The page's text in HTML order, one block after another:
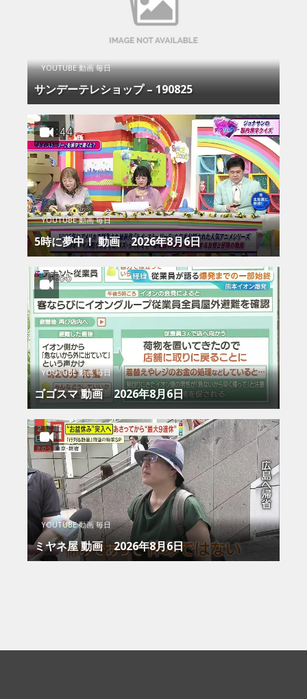
YOUTUBE 動画 毎日
サンデーテレショップ – 190825
YOUTUBE 動画 毎日
5時に夢中！ 動画 2026年8月6日
YOUTUBE 動画 毎日
ゴゴスマ 動画 2026年8月6日
YOUTUBE 動画 毎日
ミヤネ屋 動画 2026年8月6日